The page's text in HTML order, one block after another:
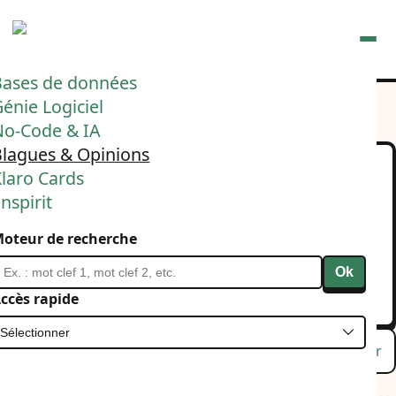
Ouvrir
de données
Logiciel
Code & IA
& Opinions
Cards
de recherche
Ok
rapide
Y a des posts qui font un
gros bide, ça fait jamais
plaisir 🥲😅
18 novembre 2024 Linkedin
Lu Favori Masquer